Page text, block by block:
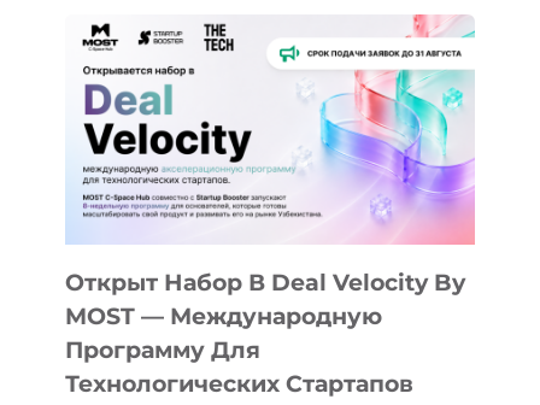
АЛМАТЫ:
КАК
AI
YOUTH
CAMP
ДАЛ
30
ПОДРОСТКАМ
БИЛЕТ
В
ПРЕДПРИНИМАТЕЛЬСТВО
Открыт Набор В Deal Velocity By
MOST — Международную
Программу Для
Технологических Стартапов